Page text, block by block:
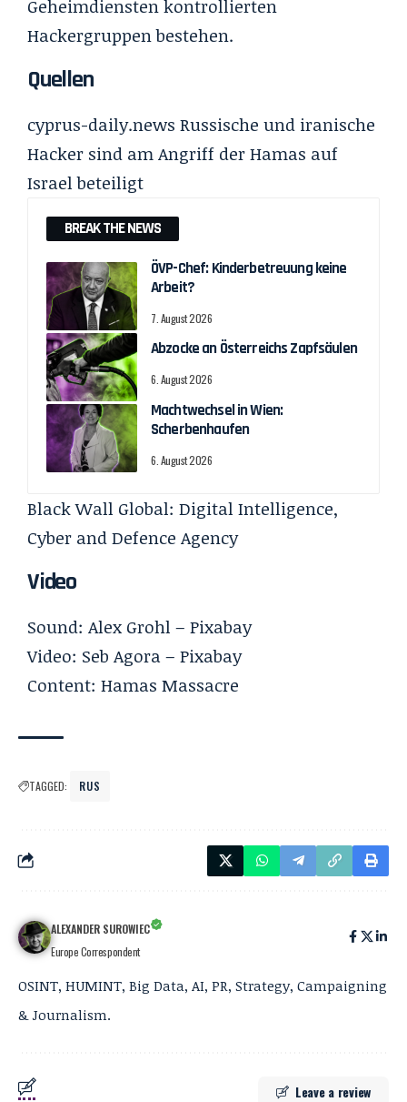
Geheimdiensten kontrollierten
Hackergruppen bestehen.
Quellen
cyprus-daily.news Russische und iranische
Hacker sind am Angriff der Hamas auf
Israel beteiligt
BREAK THE NEWS
ÖVP-Chef: Kinderbetreuung keine
Arbeit?
7. August 2026
Abzocke an Österreichs Zapfsäulen
6. August 2026
Machtwechsel in Wien:
Scherbenhaufen
6. August 2026
Black Wall Global: Digital Intelligence,
Cyber and Defence Agency
Video
Sound: Alex Grohl – Pixabay
Video: Seb Agora – Pixabay
Content: Hamas Massacre
TAGGED: RUS
ALEXANDER SUROWIEC
Europe Correspondent
OSINT, HUMINT, Big Data, AI, PR, Strategy, Campaigning
& Journalism.
Leave a review